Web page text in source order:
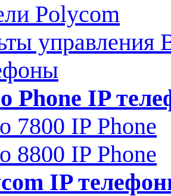
Polycom
управления
Phone IP
7800 IP Phone
8800 IP Phone
IP